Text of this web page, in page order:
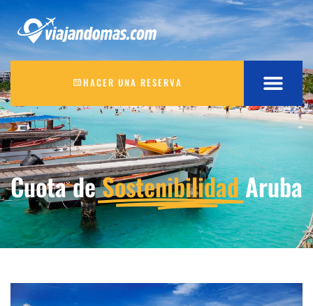
HACER UNA RESERVA
Cuota deSostenibilidadAruba